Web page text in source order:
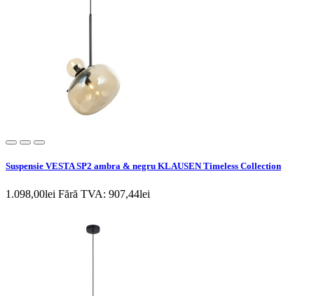
Suspensie VESTA SP2 ambra & negru KLAUSEN Timeless Collection
1.098,00lei Fără TVA: 907,44lei